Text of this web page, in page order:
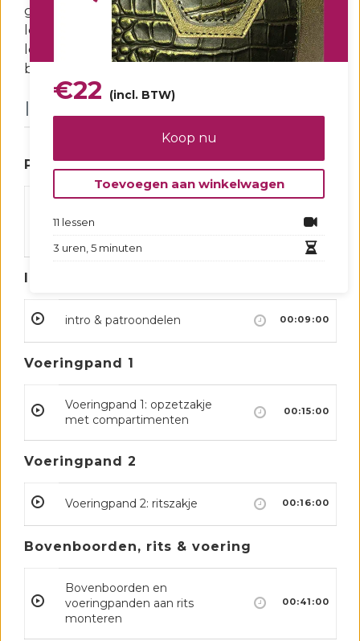
€22 (incl. BTW)
Koop nu
Toevoegen aan winkelwagen
11 lessen
3 uren, 5 minuten
gemonteerd is in de bovenrand, heeft een
loshangende voering met een ritszakje en
losse insteekzakjes met een lederen
bovenrandje.
Inhoud
Patronen en werkbeschrijving
werkbeschrijving
downloaden
00:00:00
Intro & patroondelen
intro & patroondelen 00:09:00
Voeringpand 1
Voeringpand 1: opzetzakje
met compartimenten
00:15:00
Voeringpand 2
Voeringpand 2: ritszakje 00:16:00
Bovenboorden, rits & voering
Bovenboorden en
voeringpanden aan rits
monteren
00:41:00